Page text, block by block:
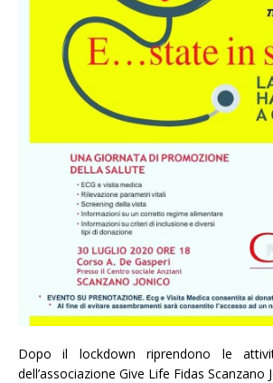
Dopo il lockdown riprendono le
dell’associazione Give Life Fidas Scanzano